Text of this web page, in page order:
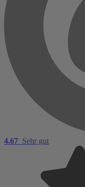
4.67 Sehr gut